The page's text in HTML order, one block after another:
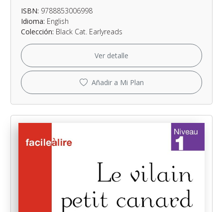
ISBN: 9788853006998
Idioma: English
Colección: Black Cat. Earlyreads
Ver detalle
Añadir a Mi Plan